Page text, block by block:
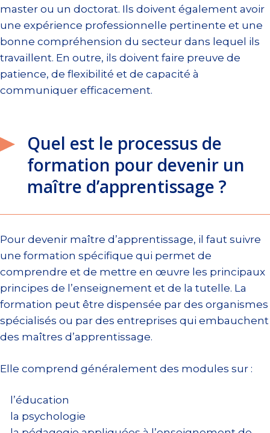
master ou un doctorat. Ils doivent également avoir
une expérience professionnelle pertinente et une
bonne compréhension du secteur dans lequel ils
travaillent. En outre, ils doivent faire preuve de
patience, de flexibilité et de capacité à
communiquer efficacement.
Quel est le processus de
formation pour devenir un
maître d’apprentissage ?
Pour devenir maître d’apprentissage, il faut suivre
une formation spécifique qui permet de
comprendre et de mettre en œuvre les principaux
principes de l’enseignement et de la tutelle. La
formation peut être dispensée par des organismes
spécialisés ou par des entreprises qui embauchent
des maîtres d’apprentissage.
Elle comprend généralement des modules sur :
l’éducation
la psychologie